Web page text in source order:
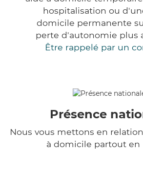
hospitalisation ou
domicile permanente
perte d'autonomie plus
Être rappelé par un
Présence
Nous vous mettons en
à domicile partout en